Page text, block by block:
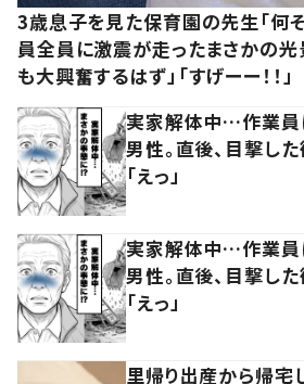
3歳息子を見た保育園の先生「何
員全員に激震が走ったまさかの光
も大興奮するはず」「すげーー！！」
実家解体中…作業員
男性。直後、目撃し
「えっ」
実家解体中…作業員
男性。直後、目撃し
「えっ」
里帰り出産から帰宅